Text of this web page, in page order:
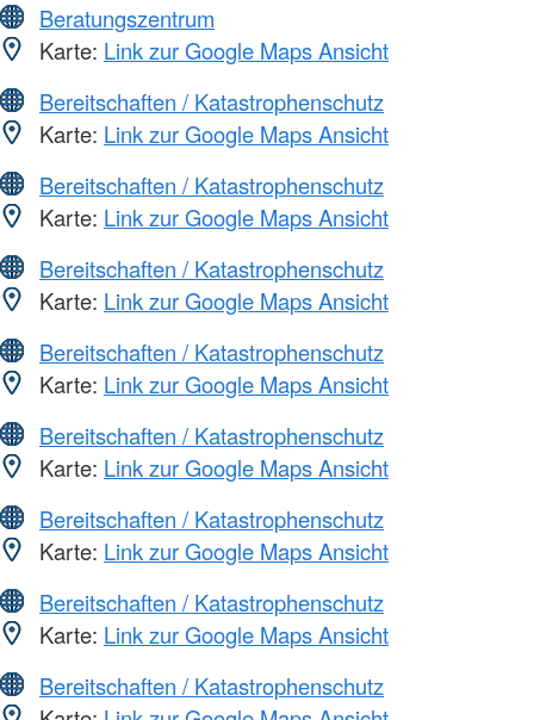
Beratungszentrum
Karte: Link zur Google Maps Ansicht
Bereitschaften / Katastrophenschutz
Karte: Link zur Google Maps Ansicht
Bereitschaften / Katastrophenschutz
Karte: Link zur Google Maps Ansicht
Bereitschaften / Katastrophenschutz
Karte: Link zur Google Maps Ansicht
Bereitschaften / Katastrophenschutz
Karte: Link zur Google Maps Ansicht
Bereitschaften / Katastrophenschutz
Karte: Link zur Google Maps Ansicht
Bereitschaften / Katastrophenschutz
Karte: Link zur Google Maps Ansicht
Bereitschaften / Katastrophenschutz
Karte: Link zur Google Maps Ansicht
Bereitschaften / Katastrophenschutz